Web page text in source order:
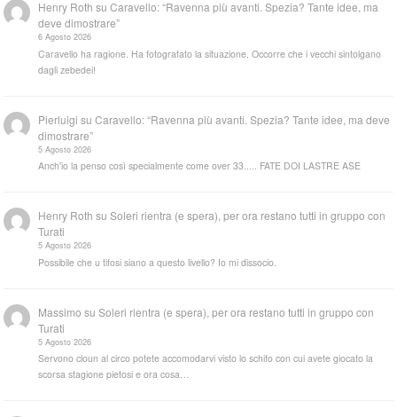
Henry Roth suCaravello: “Ravenna più avanti. Spezia? Tante idee, ma
deve dimostrare”
6 Agosto 2026
Caravello ha ragione. Ha fotografato la situazione. Occorre che i vecchi sintolgano
dagli zebedei!
Pierluigi suCaravello: “Ravenna più avanti. Spezia? Tante idee, ma deve
dimostrare”
5 Agosto 2026
Anch'io la penso così specialmente come over 33..... FATE DOI LASTRE ASE
Henry Roth suSoleri rientra (e spera), per ora restano tutti in gruppo con
Turati
5 Agosto 2026
Possibile che u tifosi siano a questo livello? Io mi dissocio.
Massimo suSoleri rientra (e spera), per ora restano tutti in gruppo con
Turati
5 Agosto 2026
Servono cloun al circo potete accomodarvi visto lo schifo con cui avete giocato la
scorsa stagione pietosi e ora cosa…